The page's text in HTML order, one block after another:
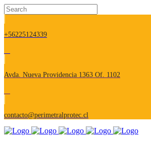
+56225124339
Avda. Nueva Providencia 1363 Of. 1102
contacto@perimetralprotec.cl